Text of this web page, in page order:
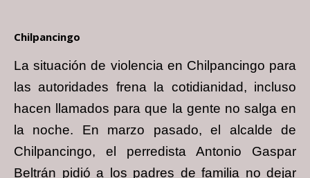
Chilpancingo
La situación de violencia en Chilpancingo para
las autoridades frena la cotidianidad, incluso
hacen llamados para que la gente no salga en
la noche. En marzo pasado, el alcalde de
Chilpancingo, el perredista Antonio Gaspar
Beltrán pidió a los padres de familia no dejar